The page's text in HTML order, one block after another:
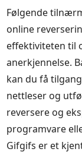
Følgende
online
effektiviteten til
anerkjennelse.
kan du få
nettleser og
reversere og
programvare
Gifgifs er et